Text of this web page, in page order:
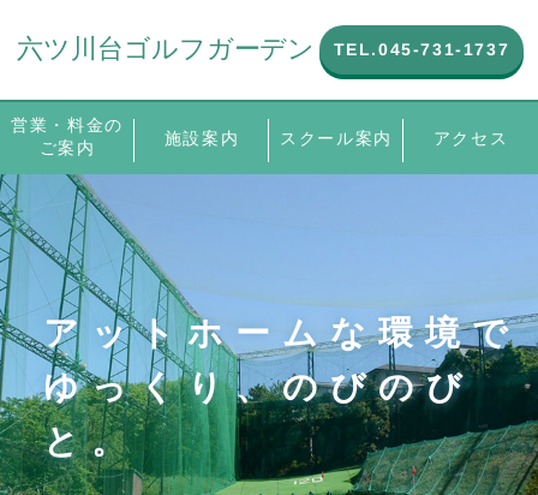
TEL.045-731-1737
営業・料金のご
案内 施設案内 スクール案内 アクセス
TEL.045-731-1737
営業・料金の
ご案内 施設案内 スクール案内 アクセス
アットホームな環境で
ゆっくり、のびのび
と。